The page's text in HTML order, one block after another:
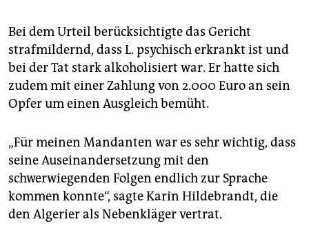
Bei dem Urteil berücksichtigte das Gericht
strafmildernd, dass L. psychisch erkrankt ist und
bei der Tat stark alkoholisiert war. Er hatte sich
zudem mit einer Zahlung von 2.000 Euro an sein
Opfer um einen Ausgleich bemüht.
„Für meinen Mandanten war es sehr wichtig, dass
seine Auseinandersetzung mit den
schwerwiegenden Folgen endlich zur Sprache
kommen konnte“, sagte Karin Hildebrandt, die
den Algerier als Nebenkläger vertrat.